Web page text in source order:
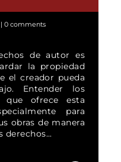
0 comments
de autor es
la propiedad
el creador pueda
Entender los
ofrece esta
para
obras de manera
derechos...